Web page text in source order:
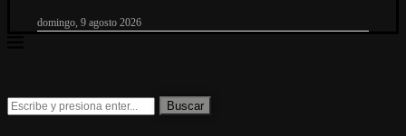
domingo, 9 agosto 2026